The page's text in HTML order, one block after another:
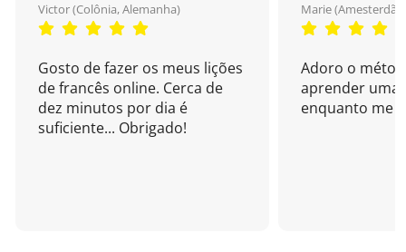
Victor (Colônia, Alemanha)
Gosto de fazer os meus lições
de francês online. Cerca de
dez minutos por dia é
suficiente... Obrigado!
Marie
Adoro o
aprender uma
enquanto me